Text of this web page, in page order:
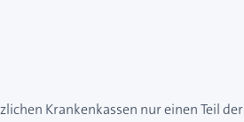
Krankenkassen nur einen Teil